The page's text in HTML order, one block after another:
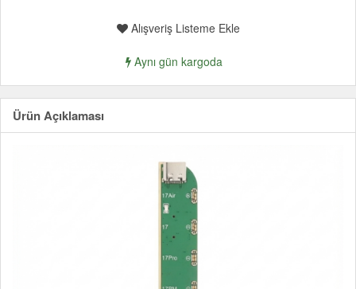
Alışveriş Listeme Ekle
Aynı gün kargoda
Ürün Açıklaması